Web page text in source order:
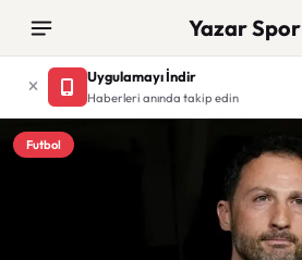
Yazar Spor
Uygulamayı İndir
Haberleri anında takip edin
Futbol